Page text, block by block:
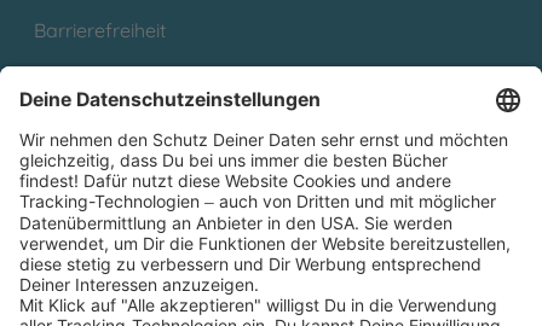
Barrierefreiheit
Partnerprogramm (Affiliate)
Folge uns auf